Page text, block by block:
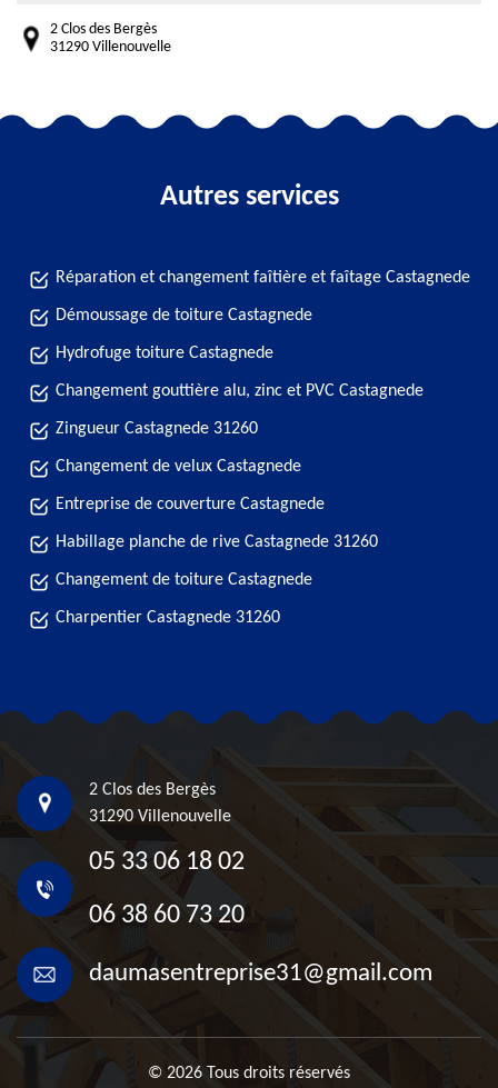
2 Clos des Bergès
31290 Villenouvelle
Autres services
Réparation et changement faîtière et faîtage Castagnede
Démoussage de toiture Castagnede
Hydrofuge toiture Castagnede
Changement gouttière alu, zinc et PVC Castagnede
Zingueur Castagnede 31260
Changement de velux Castagnede
Entreprise de couverture Castagnede
Habillage planche de rive Castagnede 31260
Changement de toiture Castagnede
Charpentier Castagnede 31260
2 Clos des Bergès
31290 Villenouvelle
05 33 06 18 02
06 38 60 73 20
daumasentreprise31@gmail.com
© 2026 Tous droits réservés